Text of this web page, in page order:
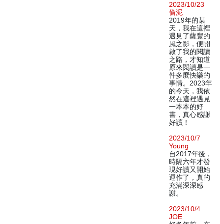
2023/10/23
偷泥
2019年的某
天，我在這裡
遇見了薩豐的
風之影，便開
啟了我的閱讀
之路，才知道
原來閱讀是一
件多麼快樂的
事情。2023年
的今天，我依
然在這裡遇見
一本本的好
書，真心感謝
好讀！
2023/10/7
Young
自2017年後，
時隔六年才發
現好讀又開始
運作了，真的
充滿深深感
謝。
2023/10/4
JOE